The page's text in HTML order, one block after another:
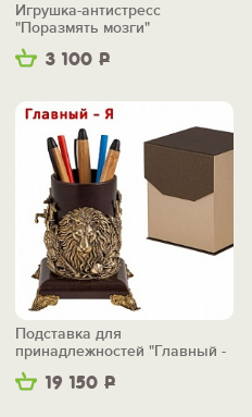
3 100 Р
Игрушка-антистресс
"Поразмять мозги"
19 150 Р
Подставка для
принадлежностей "Главный -
Я"